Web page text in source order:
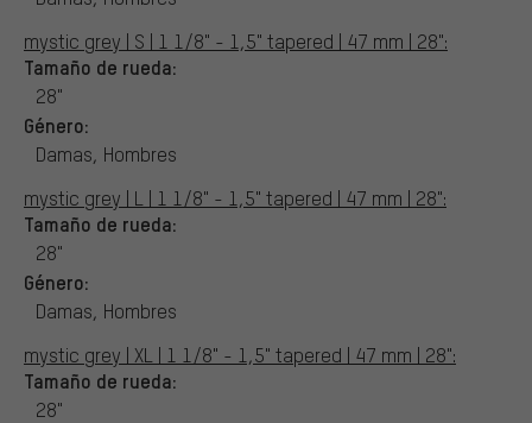
mystic grey | S | 1 1/8" - 1,5" tapered | 47 mm | 28":
Tamaño de rueda:
28"
Género:
Damas, Hombres
mystic grey | L | 1 1/8" - 1,5" tapered | 47 mm | 28":
Tamaño de rueda:
28"
Género:
Damas, Hombres
mystic grey | XL | 1 1/8" - 1,5" tapered | 47 mm | 28":
Tamaño de rueda:
28"